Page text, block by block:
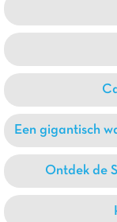
Een gigantisch
Ontdek de